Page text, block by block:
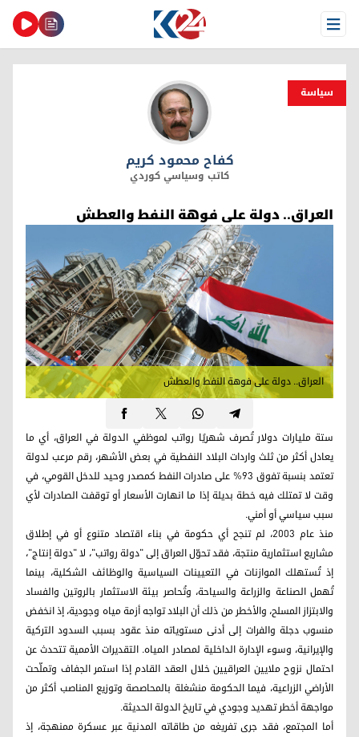
Open Menu
سیاسة
كفاح محمود كریم
كفاح محمود كریم
كاتب وسياسي كوردي
العراق.. دولة على فوهة النفط والعطش
العراق.. دولة على فوهة النفط والعطش
ستة مليارات دولار تُصرف شهريًا رواتب لموظفي الدولة في العراق، أي ما
يعادل أكثر من ثلث واردات البلاد النفطية في بعض الأشهر، رقم مرعب لدولة
تعتمد بنسبة تفوق 93% على صادرات النفط كمصدر وحيد للدخل القومي، في
وقت لا تمتلك فيه خطة بديلة إذا ما انهارت الأسعار أو توقفت الصادرات لأي
سبب سياسي أو أمني.
منذ عام 2003، لم تنجح أي حكومة في بناء اقتصاد متنوع أو في إطلاق
مشاريع استثمارية منتجة، فقد تحوّل العراق إلى "دولة رواتب"، لا "دولة إنتاج"،
إذ تُستهلك الموازنات في التعيينات السياسية والوظائف الشكلية، بينما
تُهمل الصناعة والزراعة والسياحة، وتُحاصر بيئة الاستثمار بالروتين والفساد
والابتزاز المسلح، والأخطر من ذلك أن البلاد تواجه أزمة مياه وجودية، إذ انخفض
منسوب دجلة والفرات إلى أدنى مستوياته منذ عقود بسبب السدود التركية
والإيرانية، وسوء الإدارة الداخلية لمصادر المياه. التقديرات الأممية تتحدث عن
احتمال نزوح ملايين العراقيين خلال العقد القادم إذا استمر الجفاف وتملّحت
الأراضي الزراعية، فيما الحكومة منشغلة بالمحاصصة وتوزيع المناصب أكثر من
مواجهة أخطر تهديد وجودي في تاريخ الدولة الحديثة.
أما المجتمع، فقد جرى تفريغه من طاقاته المدنية عبر عسكرة ممنهجة، إذ